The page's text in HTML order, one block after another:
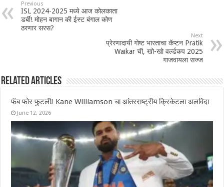
Previous
ISL 2024-2025 मध्ये आज कोलकाता
डर्बी! मोहन बागान की ईस्ट बंगाल कोण
ठरणार सरस?
Next
प्रेरणादायी गोष्ट भारताचा कॅप्टन Pratik
Waikar ची, खो-खो वर्ल्डकप 2025
गाजवायला सज्ज
Related Articles
फॅब फोर फुटली! Kane Williamson चा आंतरराष्ट्रीय क्रिकेटला अलविदा
June 12, 2026